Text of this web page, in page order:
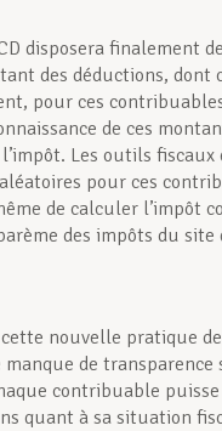
disposera finalement
des déductions, dont
pour ces
de ces
Les outils fiscaux
pour ces
de calculer l’impôt
des impôts du site
nouvelle pratique de
manque de transparence
contribuable puisse
quant à sa situation